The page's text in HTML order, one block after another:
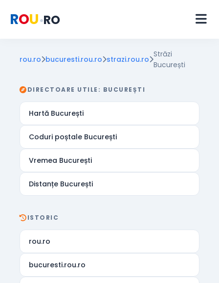
ROU•RO
rou.ro bucuresti.rou.ro strazi.rou.ro
Străzi
București
DIRECTOARE UTILE: BUCUREȘTI
Hartă București
Coduri poștale București
Vremea București
Distanțe București
ISTORIC
rou.ro
bucuresti.rou.ro